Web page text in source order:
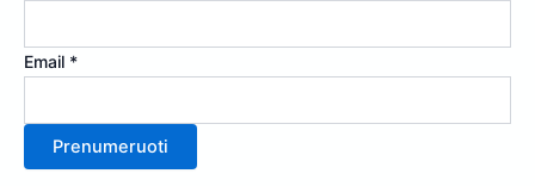
Vardas
Email *
Prenumeruoti